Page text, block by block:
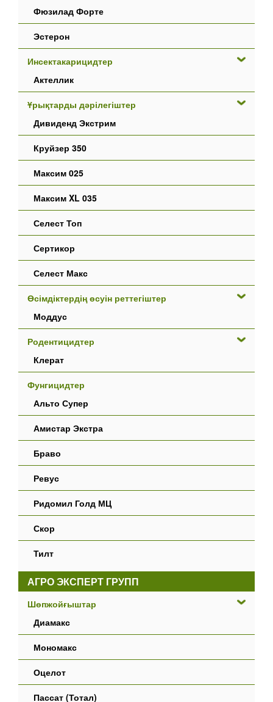
Фюзилад Форте
Эстерон
Инсектакарицидтер
Актеллик
Ұрықтарды дәрілегіштер
Дивиденд Экстрим
Круйзер 350
Максим 025
Максим XL 035
Селест Топ
Сертикор
Селест Макс
Өсімдіктердің өсуін реттегіштер
Моддус
Родентицидтер
Клерат
Фунгицидтер
Альто Супер
Амистар Экстра
Браво
Ревус
Ридомил Голд МЦ
Скор
Тилт
АГРО ЭКСПЕРТ ГРУПП
Шөпжойғыштар
Диамакс
Мономакс
Оцелот
Пассат (Тотал)